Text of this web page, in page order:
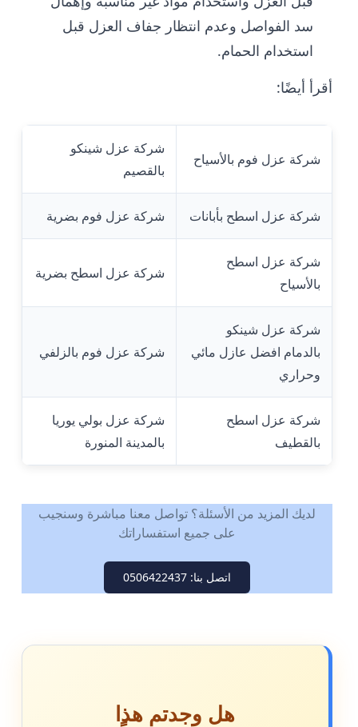
سد الفواصل وعدم انتظار جفاف العزل قبل
استخدام الحمام.
أقرأ أيضًا:
شركة عزل فوم بالأسياح
شركة عزل شينكو
بالقصيم
شركة عزل اسطح بأبانات شركة عزل فوم بضرية
شركة عزل اسطح
بالأسياح
شركة عزل اسطح بضرية
شركة عزل شينكو
بالدمام افضل عازل مائي
وحراري
شركة عزل فوم بالزلفي
شركة عزل اسطح
بالقطيف
شركة عزل بولي يوريا
بالمدينة المنورة
لديك المزيد من الأسئلة؟ تواصل معنا مباشرة وسنجيب
على جميع استفساراتك
اتصل بنا: 0506422437
هل وجدتم هذا